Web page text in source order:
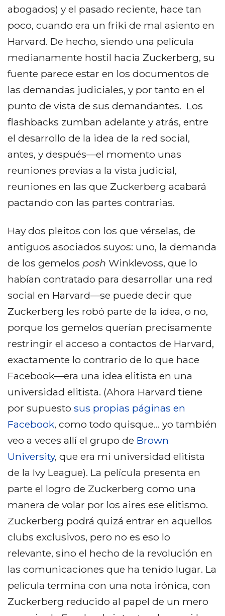
abogados) y el pasado reciente, hace tan
poco, cuando era un friki de mal asiento en
Harvard. De hecho, siendo una película
medianamente hostil hacia Zuckerberg, su
fuente parece estar en los documentos de
las demandas judiciales, y por tanto en el
punto de vista de sus demandantes. Los
flashbacks zumban adelante y atrás, entre
el desarrollo de la idea de la red social,
antes, y después—el momento unas
reuniones previas a la vista judicial,
reuniones en las que Zuckerberg acabará
pactando con las partes contrarias.
Hay dos pleitos con los que vérselas, de
antiguos asociados suyos: uno, la demanda
de los gemelos posh Winklevoss, que lo
habían contratado para desarrollar una red
social en Harvard—se puede decir que
Zuckerberg les robó parte de la idea, o no,
porque los gemelos querían precisamente
restringir el acceso a contactos de Harvard,
exactamente lo contrario de lo que hace
Facebook—era una idea elitista en una
universidad elitista. (Ahora Harvard tiene
por supuesto sus propias páginas en
Facebook, como todo quisque… yo también
veo a veces allí el grupo de Brown
University, que era mi universidad elitista
de la Ivy League). La película presenta en
parte el logro de Zuckerberg como una
manera de volar por los aires ese elitismo.
Zuckerberg podrá quizá entrar en aquellos
clubs exclusivos, pero no es eso lo
relevante, sino el hecho de la revolución en
las comunicaciones que ha tenido lugar. La
película termina con una nota irónica, con
Zuckerberg reducido al papel de un mero